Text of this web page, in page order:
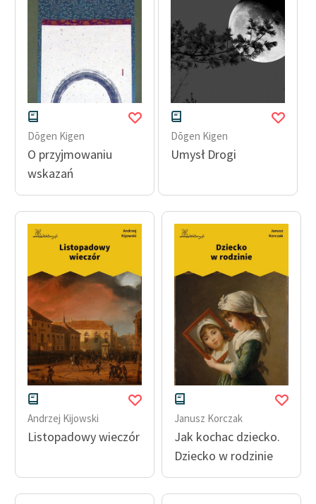
Dōgen Kigen
O przyjmowaniu
wskazań
Dōgen Kigen
Umysł Drogi
Andrzej Kijowski
Listopadowy wieczór
Janusz Korczak
Jak kochac dziecko.
Dziecko w rodzinie